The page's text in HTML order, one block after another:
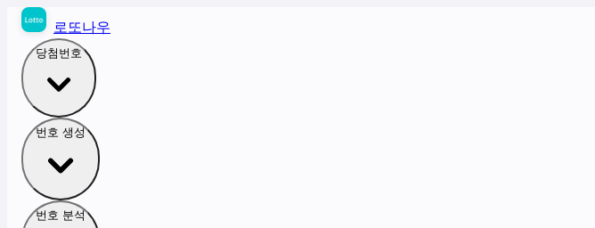
로또나우
당첨번호
번호 생성
번호 분석